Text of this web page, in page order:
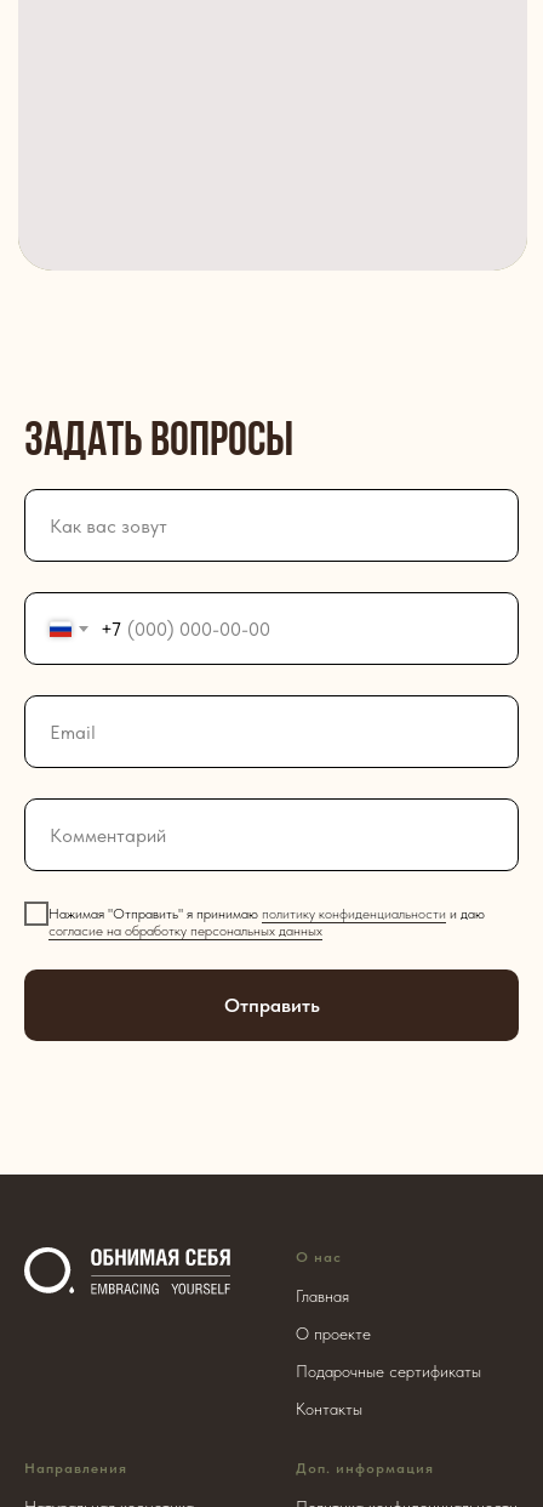
ЗАдать вопросы
+7
Нажимая "Отправить" я принимаю политику конфиденциальности и даю
согласие на обработку персональных данных
Отправить
О нас
Главная
О проекте
Подарочные сертификаты
Контакты
Направления Доп. информация